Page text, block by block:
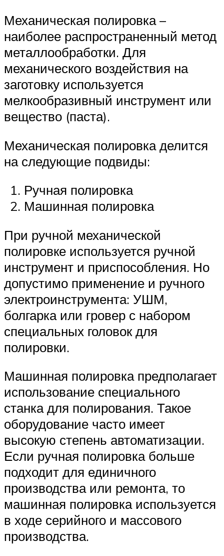
Механическая полировка –
наиболее распространенный метод
металлообработки. Для
механического воздействия на
заготовку используется
мелкообразивный инструмент или
вещество (паста).
Механическая полировка делится
на следующие подвиды:
Ручная полировка
Машинная полировка
При ручной механической
полировке используется ручной
инструмент и приспособления. Но
допустимо применение и ручного
электроинструмента: УШМ,
болгарка или гровер с набором
специальных головок для
полировки.
Машинная полировка предполагает
использование специального
станка для полирования. Такое
оборудование часто имеет
высокую степень автоматизации.
Если ручная полировка больше
подходит для единичного
производства или ремонта, то
машинная полировка используется
в ходе серийного и массового
производства.